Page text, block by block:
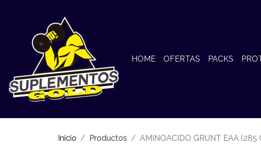
HOME OFERTAS PACKS
Inicio Productos AMINOACIDO GRUNT EAA (285